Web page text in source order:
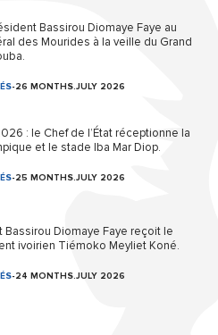
Bassirou Diomaye Faye au
des Mourides à la veille du Grand
-26 MONTHS.JULY 2026
: le Chef de l’État réceptionne la
et le stade Iba Mar Diop.
-25 MONTHS.JULY 2026
Bassirou Diomaye Faye reçoit le
ivoirien Tiémoko Meyliet Koné.
-24 MONTHS.JULY 2026